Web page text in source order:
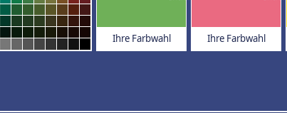
Ihre Farbwahl Ihre Farbwahl